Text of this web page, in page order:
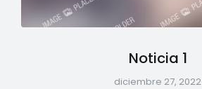
Noticia 1
diciembre 27, 2022